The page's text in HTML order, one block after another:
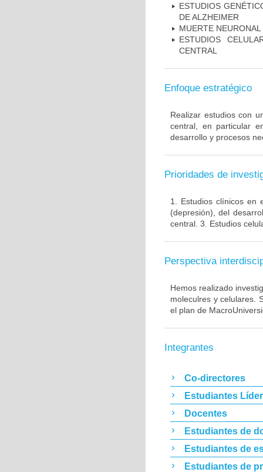
ESTUDIOS
DE ALZHEIMER
MUERTE
ESTUDIOS
CENTRAL
Enfoque estratégico
Realizar estudios con
central, en particular
desarrollo y procesos
Prioridades de
1. Estudios clínicos en
(depresión), del
central. 3. Estudios
Perspectiva
Hemos realizado
moleculres y celulares.
el plan de
Integrantes
Co-directores
Estudiantes
Docentes
Estudiantes de
Estudiantes de
Estudiantes de